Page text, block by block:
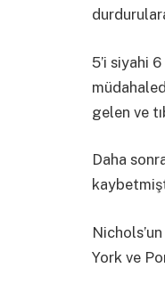
5’i siyahi
gelen ve
Daha
York ve